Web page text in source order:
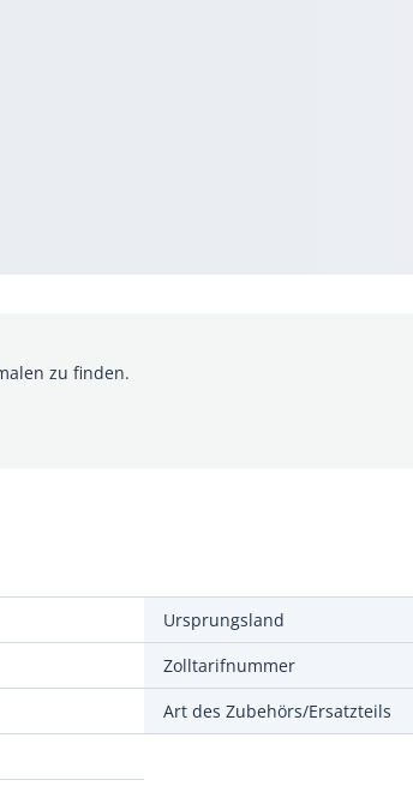
zu finden.
Ursprungsland
Zolltarifnummer
Art des Zubehörs/Ersatzteils